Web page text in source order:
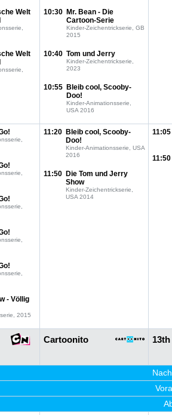
Welt
Welt
10:30 Mr. Bean - Die
Cartoon-Serie
Kinder-Zeichentrickserie, GB
2015
10:40 Tom und Jerry
Kinder-Zeichentrickserie,
2023
10:55 Bleib cool, Scooby-
Doo!
Kinder-Animationsserie,
USA 2016
- Völlig
2015
11:20 Bleib cool, Scooby-
Doo!
Kinder-Animationsserie, USA
2016
11:50 Die Tom und Jerry
Show
Kinder-Zeichentrickserie,
USA 2014
11:05
11:50
Cartoonito